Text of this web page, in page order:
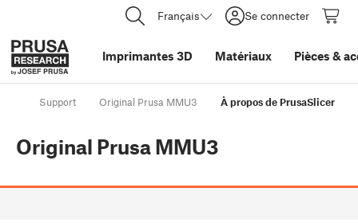
Français Se connecter
Imprimantes 3D Matériaux Pièces &
Support Original Prusa MMU3 À propos de PrusaSlicer
Original Prusa MMU3